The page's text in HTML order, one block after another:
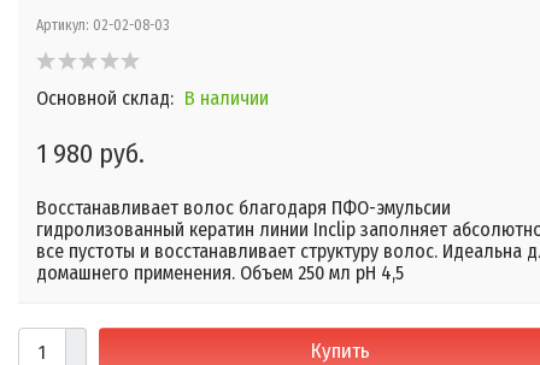
Артикул: 02-02-08-03
Основной склад: В наличии
1 980 руб.
Восстанавливает волос благодаря ПФО-эмульсии
гидролизованный кератин линии Inclip заполняет
все пустоты и восстанавливает структуру волос. Идеальна
домашнего применения. Объем 250 мл pH 4,5
Купить